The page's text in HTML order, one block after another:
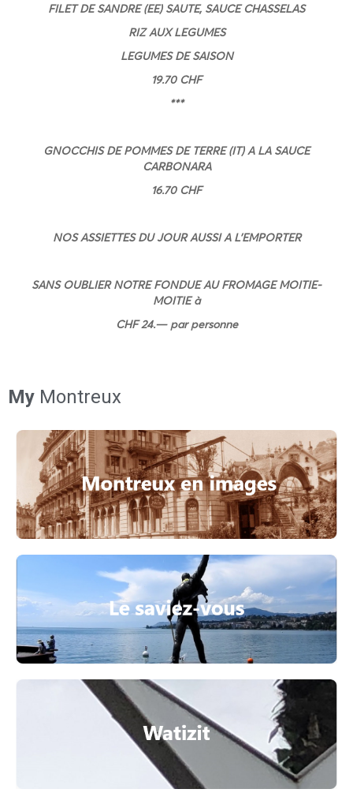
FILET DE SANDRE (EE) SAUTE, SAUCE CHASSELAS
RIZ AUX LEGUMES
LEGUMES DE SAISON
19.70 CHF
***
GNOCCHIS DE POMMES DE TERRE (IT) A LA SAUCE
CARBONARA
16.70 CHF
NOS ASSIETTES DU JOUR AUSSI A L’EMPORTER
SANS OUBLIER NOTRE FONDUE AU FROMAGE MOITIE-
MOITIE à
CHF 24.— par personne
My Montreux